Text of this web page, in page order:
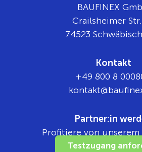
BAUFINEX
Crailsheimer
74523
Kontakt
+49 800 8
nifua
b@tka
tnok
Partner:in
Profitiere von unserem
Testzugang